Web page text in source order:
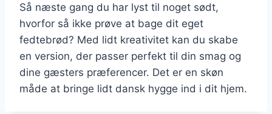
Så næste gang du har lyst til noget sødt,
hvorfor så ikke prøve at bage dit eget
fedtebrød? Med lidt kreativitet kan du skabe
en version, der passer perfekt til din smag og
dine gæsters præferencer. Det er en skøn
måde at bringe lidt dansk hygge ind i dit hjem.